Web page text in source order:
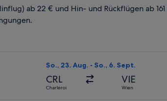
ab 22 € und Hin- und Rückflügen ab
So., 23. Aug. - So., 6. Sept.
CRL
Charleroi
VIE
Wien